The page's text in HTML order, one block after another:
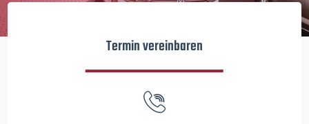
Termin vereinbaren